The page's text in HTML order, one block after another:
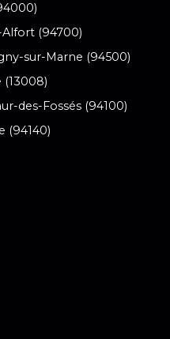
(94700)
sur-Marne (94500)
des-Fossés (94100)
(94140)